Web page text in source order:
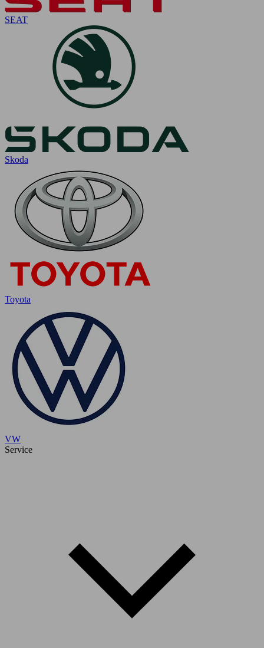
SEAT
Skoda
Toyota
VW
Service